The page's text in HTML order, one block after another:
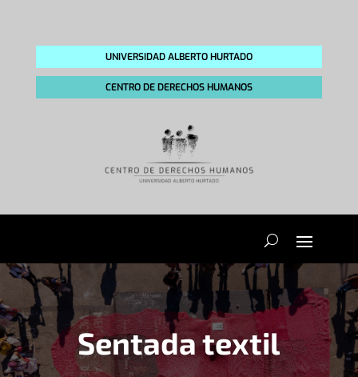
UNIVERSIDAD ALBERTO HURTADO
CENTRO DE DERECHOS HUMANOS
Sentada textil